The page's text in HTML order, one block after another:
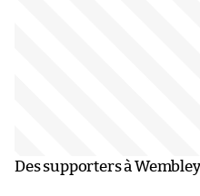
Des supporters à